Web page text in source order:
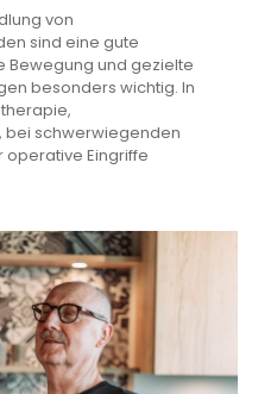
von
sind eine gute
und gezielte
besonders wichtig. In
schwerwiegenden
Eingriffe